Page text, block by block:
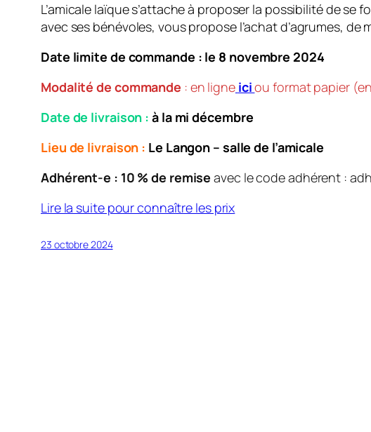
L’amicale laïque s’attache à proposer la possibilité de
avec ses bénévoles, vous propose l’achat d’agrumes, de
Date limite de commande : le 8 novembre 2024
Modalité de commande : en ligne iciou format papier
Date de livraison : à la mi décembre
Lieu de livraison : Le Langon – salle de l’amicale
Adhérent-e : 10 % de remise avec le code adhérent :
Lire la suite pour connaître les prix
23 octobre 2024